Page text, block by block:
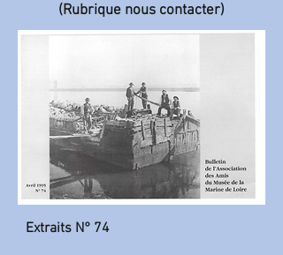
(Rubrique nous contacter)
Extraits N° 74